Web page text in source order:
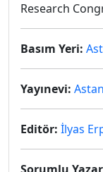
Research
Basım Yeri:
Yayınevi:
Editör: İlyas